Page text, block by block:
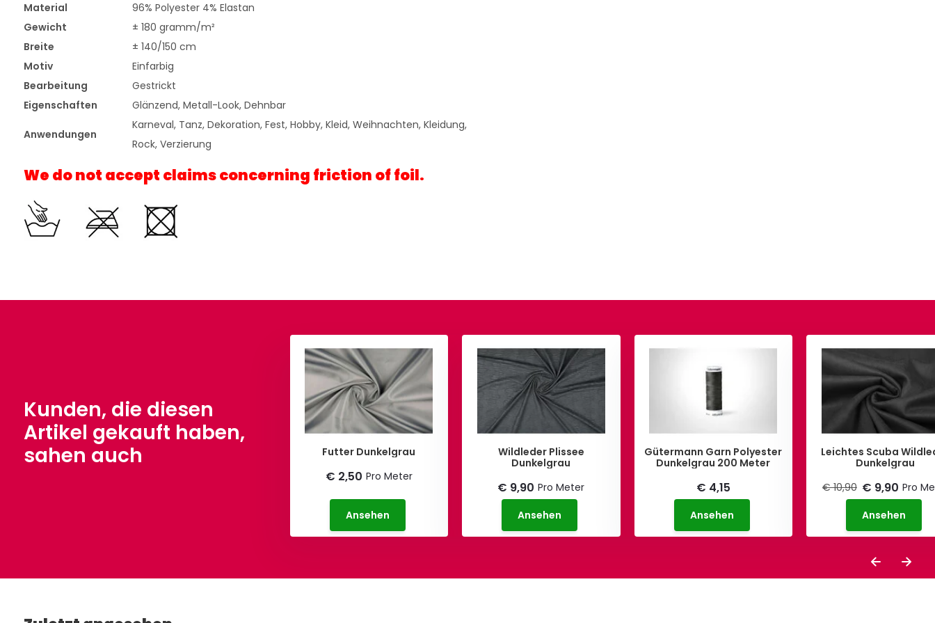
Material
96% Polyester 4% Elastan
Gewicht
± 180 gramm/m²
Breite
± 140/150 cm
Motiv
Einfarbig
Bearbeitung
Gestrickt
Eigenschaften
Glänzend, Metall-Look, Dehnbar
Anwendungen
Karneval, Tanz, Dekoration, Fest, Hobby, Kleid, Weihnachten, Kleidung,
Rock, Verzierung
We do not accept claims concerning friction of foil.
Kunden, die diesen
Artikel gekauft haben,
sahen auch
Dunkelgrau Futter Dunkelgrau
€ 2,50 Pro Meter
Ansehen
Wildleder Plissee
Dunkelgrau
€ 9,90 Pro Meter
Ansehen
Gütermann Garn Polyester
Dunkelgrau 200 Meter
€ 4,15
Ansehen
Leichtes Scuba
Dunkelgrau
€ 10,90 € 9,90 Pro
Ansehen